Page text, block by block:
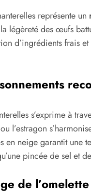
représente un
légèreté des œufs
d’ingrédients frais
s’exprime à
l’estragon
en neige garantit une
pincée de sel et
de l’omelette